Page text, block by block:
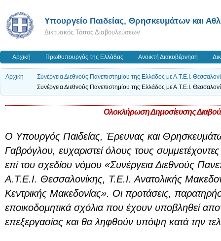
Υπουργείο Παιδείας, Θρησκευμάτων και
Δικτυακός Τόπος Διαβουλεύσεων
Αρχική Πρωθυπουργός της Ελλάδας Ανοικτή Διακυβέρνηση
Αρχική
Συνέργεια Διεθνούς Πανεπιστημίου της Ελλάδος με Α.Τ.Ε.Ι.
Συνέργεια Διεθνούς Πανεπιστημίου της Ελλάδος με Α.Τ.Ε.Ι.
Ολοκλήρωση Δημοσίευσης
O Υπουργός Παιδείας, Έρευνας και
Γαβρόγλου, ευχαριστεί όλους τους
επί του σχεδίου νόμου «Συνέργεια Διεθνούς
Α.Τ.Ε.Ι. Θεσσαλονίκης, Τ.Ε.Ι. Ανατολικής
Κεντρικής Μακεδονίας». Οι προτάσεις,
εποικοδομητικά σχόλια που έχουν υποβληθεί
επεξεργασίας και θα ληφθούν υπόψη κατά την